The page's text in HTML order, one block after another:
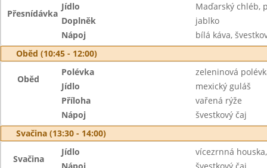
Přesnídávka
Jídlo
Maďarský chléb,
Doplněk
jablko
Nápoj
bílá káva,
Oběd (10:45 - 12:00)
Oběd
Polévka
zeleninová
Jídlo
mexický guláš
Příloha
vařená rýže
Nápoj
švestkový čaj
Svačina (13:30 - 14:00)
Svačina
Jídlo
vícezrnná